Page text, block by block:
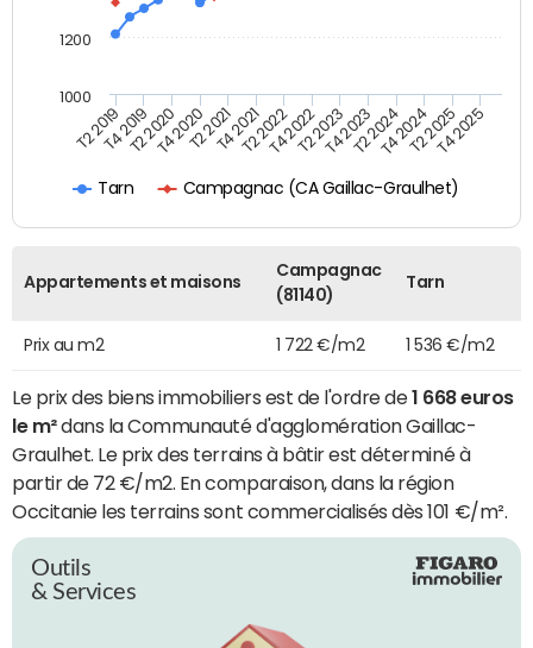
Tarn Campagnac (CA Gaillac-Graulhet)
T2 2019T4 2019T2 2020T4 2020T2 2021T4 2021T2 2022T4 2022T2 2023T4 2023T2 2024T4 2024T2 2025T4 2025
1000
1200
Appartements et maisons
Campagnac
(81140)
Tarn
Prix au m2 1 722 €/m2 1 536 €/m2
Le prix des biens immobiliers est de l'ordre de1 668 euros
le m²dans la Communauté d'agglomération Gaillac-
Graulhet. Le prix des terrains à bâtir est déterminé à
partir de 72 €/m2. En comparaison, dans la région
Occitanie les terrains sont commercialisés dès 101 €/m².
Outils
& Services